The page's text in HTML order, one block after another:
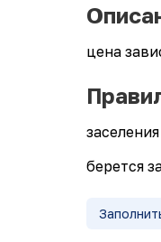
цена
берется